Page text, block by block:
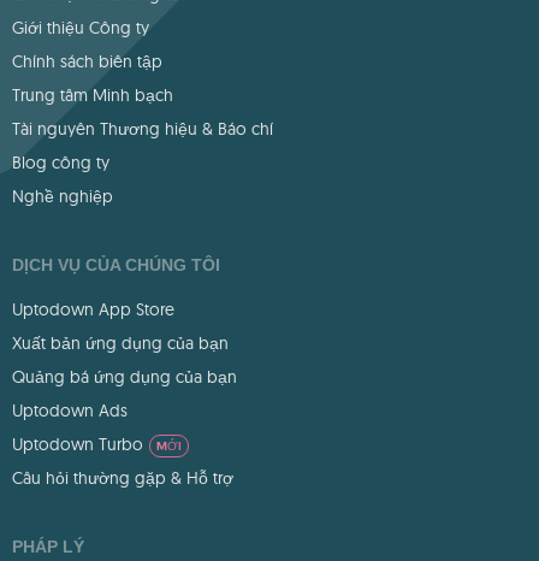
Giới thiệu Công ty
Chính sách biên tập
Trung tâm Minh bạch
Tài nguyên Thương hiệu & Báo chí
Blog công ty
Nghề nghiệp
DỊCH VỤ CỦA CHÚNG TÔI
Uptodown App Store
Xuất bản ứng dụng của bạn
Quảng bá ứng dụng của bạn
Uptodown Ads
Uptodown Turbo
MỚI
Câu hỏi thường gặp & Hỗ trợ
PHÁP LÝ